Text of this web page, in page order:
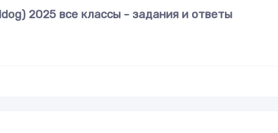
2025 все классы - задания и ответы